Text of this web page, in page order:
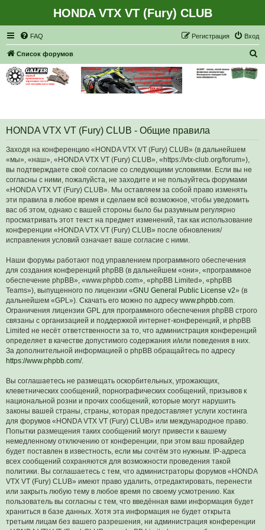
HONDA VTX VT (Fury) CLUB
FAQ Вход
Регистрация
Список форумов
HONDA VTX VT (Fury) CLUB - Общие правила
Заходя на конференцию «HONDA VTX VT (Fury) CLUB» (в дальнейшем
«мы», «наш», «HONDA VTX VT (Fury) CLUB», «https://vtx-club.org/forum»),
вы подтверждаете своё согласие со следующими условиями. Если вы не
согласны с ними, пожалуйста, не заходите и не пользуйтесь форумами
«HONDA VTX VT (Fury) CLUB». Мы оставляем за собой право изменять
эти правила в любое время и сделаем всё возможное, чтобы уведомить
вас об этом, однако с вашей стороны было бы разумным регулярно
просматривать этот текст на предмет изменений, так как использование
конференции «HONDA VTX VT (Fury) CLUB» после обновления/
исправления условий означает ваше согласие с ними.
Наши форумы работают под управлением программного обеспечения
для создания конференций phpBB (в дальнейшем «они», «программное
обеспечение phpBB», «www.phpbb.com», «phpBB Limited», «phpBB
Teams»), выпущенного по лицензии «GNU General Public License v2» (в
дальнейшем «GPL»). Скачать его можно по адресу www.phpbb.com
Ограничения лицензии GPL для программного обеспечения phpBB строго
связаны с организацией и поддержкой интернет-конференций, и phpBB
Limited не несёт ответственности за то, что администрация конференций
определяет в качестве допустимого содержания и/или поведения в них.
За дополнительной информацией о phpBB обращайтесь по адресу
https://www.phpbb.com/.
Вы соглашаетесь не размещать оскорбительных, угрожающих,
клеветнических сообщений, порнографических сообщений, призывов к
национальной розни и прочих сообщений, которые могут нарушить
законы вашей страны, страны, которая предоставляет услуги хостинга
для форумов «HONDA VTX VT (Fury) CLUB» или международное право.
Попытки размещения таких сообщений могут привести к вашему
немедленному отключению от конференции, при этом ваш провайдер
будет поставлен в известность, если мы сочтём это нужным. IP-адреса
всех сообщений сохраняются для возможности проведения такой
политики. Вы соглашаетесь с тем, что администраторы форумов «HONDA
VTX VT (Fury) CLUB» имеют право удалить, отредактировать, перенести
или закрыть любую тему в любое время по своему усмотрению. Как
пользователь вы согласны с тем, что введённая вами информация будет
храниться в базе данных. Хотя эта информация не будет открыта
третьим лицам без вашего разрешения, ни администрация конференции